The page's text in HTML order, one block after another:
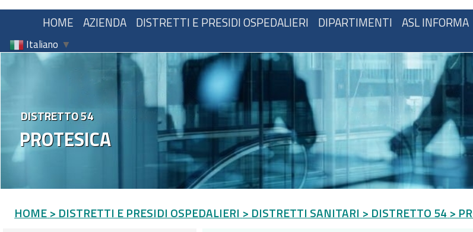
HOME AZIENDA DISTRETTI E PRESIDI OSPEDALIERI DIPARTIMENTI ASL INFORMA
Italiano ▼
PROTESICA
DISTRETTO 54
HOME > DISTRETTI E PRESIDI OSPEDALIERI > DISTRETTI SANITARI > DISTRETTO 54 >